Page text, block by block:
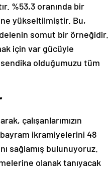
%53,3 oranında bir
yükseltilmiştir. Bu,
somut bir örneğidir.
için var gücüyle
olduğumuzu tüm
çalışanlarımızın
ikramiyelerini 48
sağlamış bulunuyoruz.
olanak tanıyacak